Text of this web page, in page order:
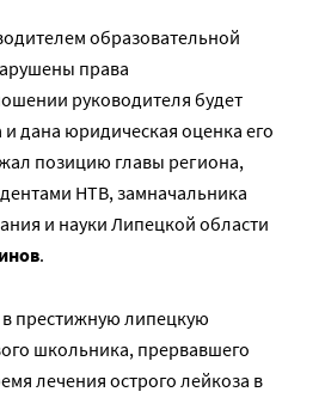
образовательной
права
руководителя будет
дана юридическая оценка его
позицию главы региона,
НТВ, замначальника
и науки Липецкой области
.
в престижную липецкую
школьника, прервавшего
лечения острого лейкоза в